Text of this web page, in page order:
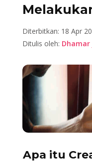
Diterbitkan: 18 Apr
Ditulis oleh: Dhamar
Apa itu